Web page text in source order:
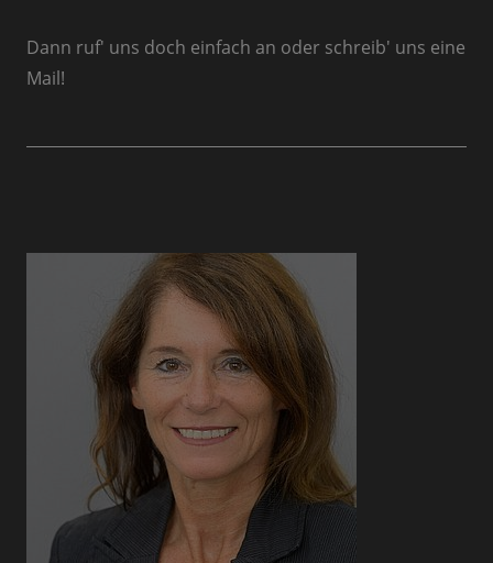
Dann ruf' uns doch einfach an oder schreib' uns eine
Mail!